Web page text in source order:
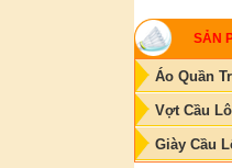
SẢN
Áo Quần
Vợt Cầu
Giày Cầu